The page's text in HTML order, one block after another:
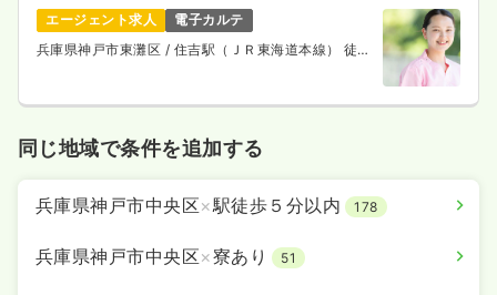
エージェント求人
電子カルテ
兵庫県神戸市東灘区 / 住吉駅（ＪＲ東海道本線） 徒歩
同じ地域で条件を追加する
兵庫県神戸市中央区×駅徒歩５分以内 178
兵庫県神戸市中央区×寮あり 51